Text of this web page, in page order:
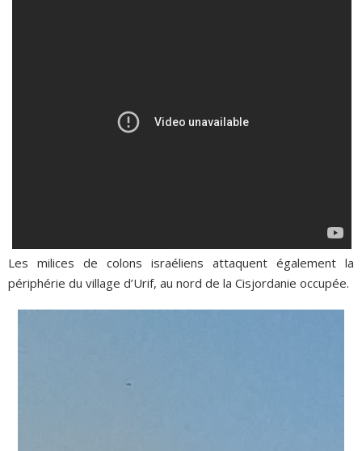
Les milices de colons israéliens attaquent également la
périphérie du village d’Urif, au nord de la Cisjordanie occupée.